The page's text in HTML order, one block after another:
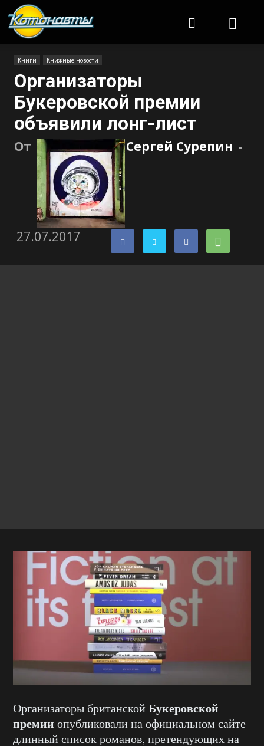
Книги Книжные новости
Организаторы
Букеровской премии
объявили лонг-лист
От Сергей Сурепин -
27.07.2017
Организаторы британской Букеровской
премии опубликовали на официальном сайте
длинный список романов, претендующих на